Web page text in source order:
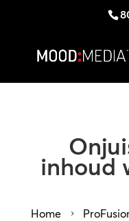
inhoud
Home 5